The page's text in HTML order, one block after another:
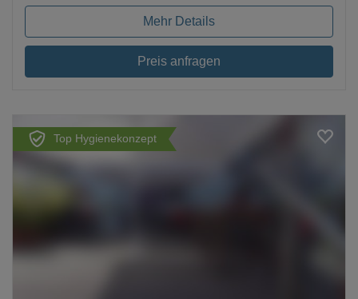
Mehr Details
Preis anfragen
Top Hygienekonzept